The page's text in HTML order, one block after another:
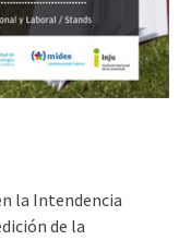
la Intendencia
de la